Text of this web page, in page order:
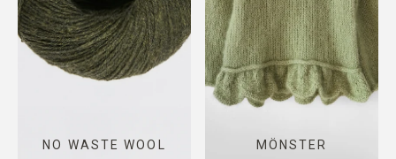
NO WASTE WOOL MÖNSTER